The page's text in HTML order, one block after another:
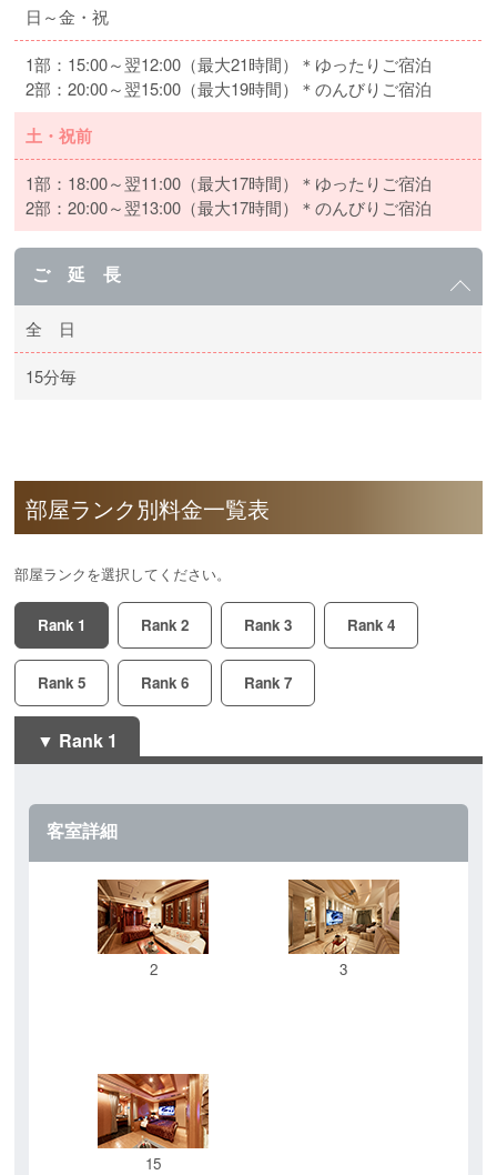
日～金・祝
1部：15:00～翌12:00（最大21時間）＊ゆったりご宿泊
2部：20:00～翌15:00（最大19時間）＊のんびりご宿泊
土・祝前
1部：18:00～翌11:00（最大17時間）＊ゆったりご宿泊
2部：20:00～翌13:00（最大17時間）＊のんびりご宿泊
ご 延 長
全 日
15分毎
部屋ランク別料金一覧表
部屋ランクを選択してください。
Rank 1 Rank 2 Rank 3 Rank 4
Rank 5 Rank 6 Rank 7
Rank 1
客室詳細
2 3
15